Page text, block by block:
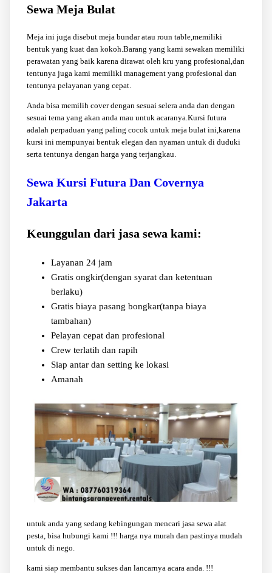
Sewa Meja Bulat
Meja ini juga disebut meja bundar atau roun table,memiliki
bentuk yang kuat dan kokoh.Barang yang kami sewakan memiliki
perawatan yang baik karena dirawat oleh kru yang profesional,dan
tentunya juga kami memiliki management yang profesional dan
tentunya pelayanan yang cepat.
Anda bisa memilih cover dengan sesuai selera anda dan dengan
sesuai tema yang akan anda mau untuk acaranya.Kursi futura
adalah perpaduan yang paling cocok untuk meja bulat ini,karena
kursi ini mempunyai bentuk elegan dan nyaman untuk di duduki
serta tentunya dengan harga yang terjangkau.
Sewa Kursi Futura Dan Covernya
Jakarta
Keunggulan dari jasa sewa kami:
Layanan 24 jam
Gratis ongkir(dengan syarat dan ketentuan
berlaku)
Gratis biaya pasang bongkar(tanpa biaya
tambahan)
Pelayan cepat dan profesional
Crew terlatih dan rapih
Siap antar dan setting ke lokasi
Amanah
untuk anda yang sedang kebingungan mencari jasa sewa alat
pesta, bisa hubungi kami !!! harga nya murah dan pastinya mudah
untuk di nego.
kami siap membantu sukses dan lancarnya acara anda. !!!